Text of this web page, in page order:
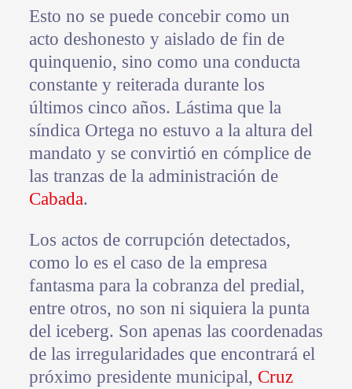
Esto no se puede concebir como un
acto deshonesto y aislado de fin de
quinquenio, sino como una conducta
constante y reiterada durante los
últimos cinco años. Lástima que la
síndica Ortega no estuvo a la altura del
mandato y se convirtió en cómplice de
las tranzas de la administración de
Cabada.
Los actos de corrupción detectados,
como lo es el caso de la empresa
fantasma para la cobranza del predial,
entre otros, no son ni siquiera la punta
del iceberg. Son apenas las coordenadas
de las irregularidades que encontrará el
próximo presidente municipal, Cruz